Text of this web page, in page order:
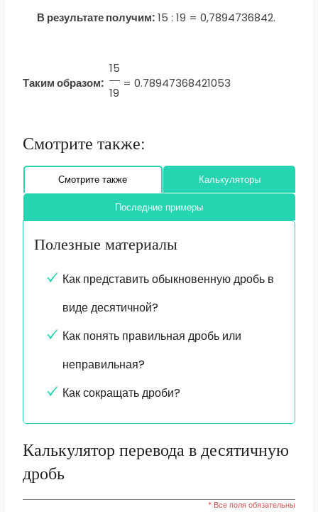
В результате получим:15 : 19 = 0,7894736842.
Таким образом:
15
19
= 0.78947368421053
Смотрите также:
Смотрите также Калькуляторы
Последние примеры
Полезные материалы
Как представить обыкновенную дробь в
виде десятичной?
Как понять правильная дробь или
неправильная?
Как сокращать дроби?
Калькулятор перевода в десятичную
дробь
* Все поля обязательны